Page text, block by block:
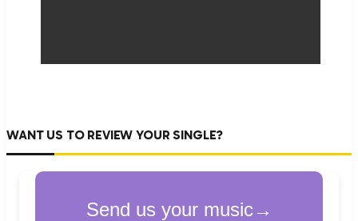
WANT US TO REVIEW YOUR SINGLE?